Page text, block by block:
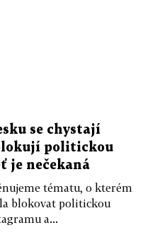
se chystají
politickou
je nečekaná
tématu, o kterém
blokovat politickou
a...